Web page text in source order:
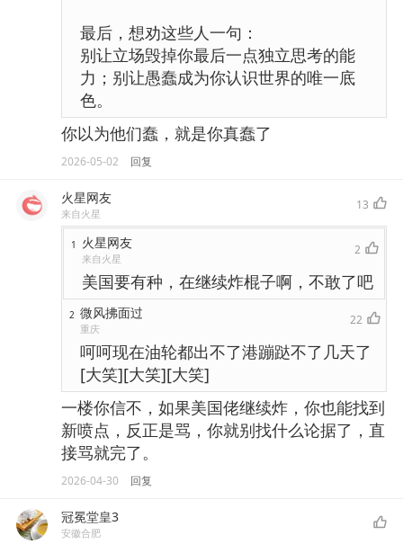
最后，想劝这些人一句：
别让立场毁掉你最后一点独立思考的能
力；别让愚蠢成为你认识世界的唯一底
色。
你以为他们蠢，就是你真蠢了
2026-05-02 回复
火星网友
来自火星
13
1 火星网友
来自火星
2
美国要有种，在继续炸棍子啊，不敢了吧
2 微风拂面过
重庆
22
呵呵现在油轮都出不了港蹦跶不了几天了
[大笑][大笑][大笑]
一楼你信不，如果美国佬继续炸，你也能找到
新喷点，反正是骂，你就别找什么论据了，直
接骂就完了。
2026-04-30 回复
冠冕堂皇3
安徽合肥